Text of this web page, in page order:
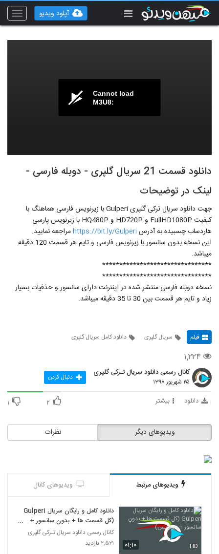
Toggle
آپلود ویدیو
Cannot load
M3U8:
دانلود قسمت 21 سریال گلپری - دوبله فارسی -
لینک در توضیحات
جهت دانلود سریال ترکی گلپری Gulperi با زیرنویس فارسی هماهنگ با
کیفیت FullHD1080P و HD720P و HQ480P با زیرنویس پارسی
هاردساب چسبیده به آدرسhttps://bit.ly/Gulperiمراجعه نمایید.
این نسخه بدون سانسور با زیرنویس فارسی و تایم هر قسمت 120 دقیقه
میباشد.
********************************
********************************
نسخه دوبله فارسی منتشر شده در اینترنت دارای سانسور و حذفیات بسیار
زیاد و تایم هر قسمت بین 30 تا 35 دقیقه میباشد.
فیلم سریال گلپری دانلود کامل سریال گلپری
۱,۲۲۴
کانال رسمی دانلود سریال تـرکی گلپری
۲۵ شهریور ۱۳۹۸ دنبال کردن
دانلود بیشتر ۲ ۱
نظرات ویدیوهای دیگر
ویدیوهای مرتبط ویدیوهای کانال
۰۱:۱۰ HD
دانلود کامل و رایگان سریال Gulperi
(کل قسمت ها + بدون سانسور +
زیرنویس)
کانال رسمی دانلود سریال تـرکی گلپری
۲,۵۲۱ بازدید